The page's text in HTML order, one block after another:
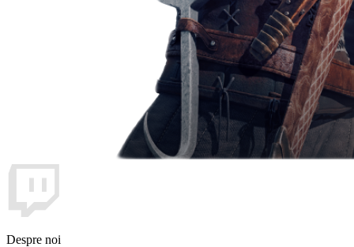
Despre noi